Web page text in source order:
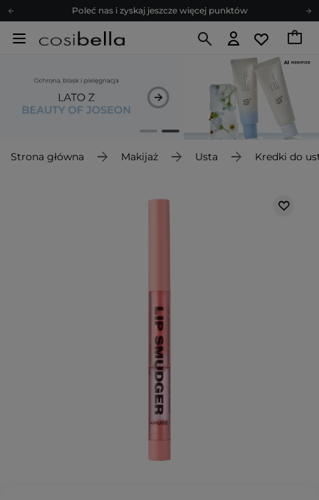
Poleć nas i zyskaj jeszcze więcej punktów
Zapisz się na newsletter pełen porad
Z nami to możliwe! Realizacja zamówienia do 24h.
Poleć nas i zyskaj jeszcze więcej punktów
Zapisz się na newsletter pełen porad
Strona główna Makijaż Usta Kredki do